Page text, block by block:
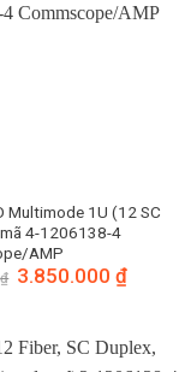
Multimode 1U (12 SC
4-1206138-4
AMP
₫ Giá
gốc
3.850.000 ₫Giá